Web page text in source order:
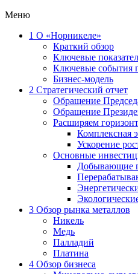
Меню
1 О «Норникеле»
Краткий обзор
Ключевые
Ключевые события
Бизнес-модель
2 Стратегический отчет
Обращение
Обращение
Расширяем
Комплексная
Ускорение
Основные
Добывающие
3 Обзор рынка металлов
Никель
Медь
Палладий
Платина
4 Обзор бизнеса